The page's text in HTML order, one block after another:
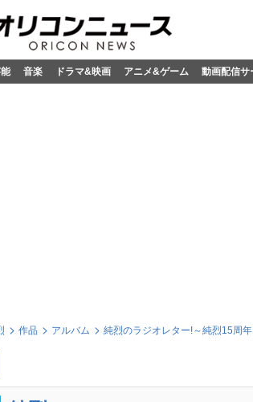
音楽 ドラマ&映画 アニメ&ゲーム 動画配信サ
作品 アルバム 純烈のラジオレター!～純烈15周